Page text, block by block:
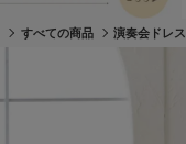
すべての商品 演奏会ドレス